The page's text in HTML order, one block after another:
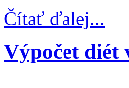
Čítať ďalej...
Výpočet diét